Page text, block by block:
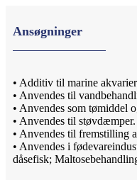
Ansøgninger
• Additiv til marine
• Anvendes til
• Anvendes som tømiddel
• Anvendes til støvdæmper.
• Anvendes til fremstilling
• Anvendes i
dåsefisk;